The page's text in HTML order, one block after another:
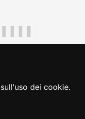
dei cookie.